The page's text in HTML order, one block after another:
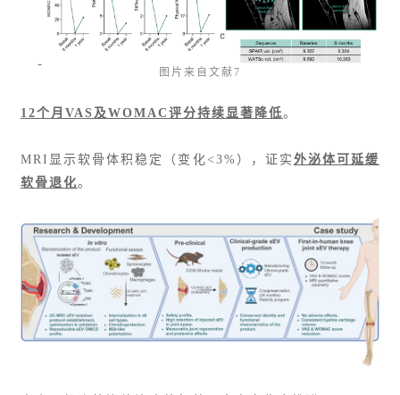
图片来自文献7
12个月VAS及WOMAC评分持续显著降低。
MRI显示软骨体积稳定（变化<3%），证实 外泌体可延缓
软骨退化。